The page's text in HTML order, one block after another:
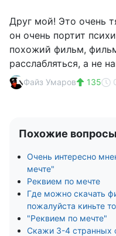
Друг мой! Это очень
он очень портит
похожий фильм,
расслабляться, а не
Файз Умаров 135
Похожие вопросы
Очень интересно
мечте"
Реквием по мечте
Где можно скачать
пожалуйста киньте
"Реквием по мечте"
Скажи 3-4 странных